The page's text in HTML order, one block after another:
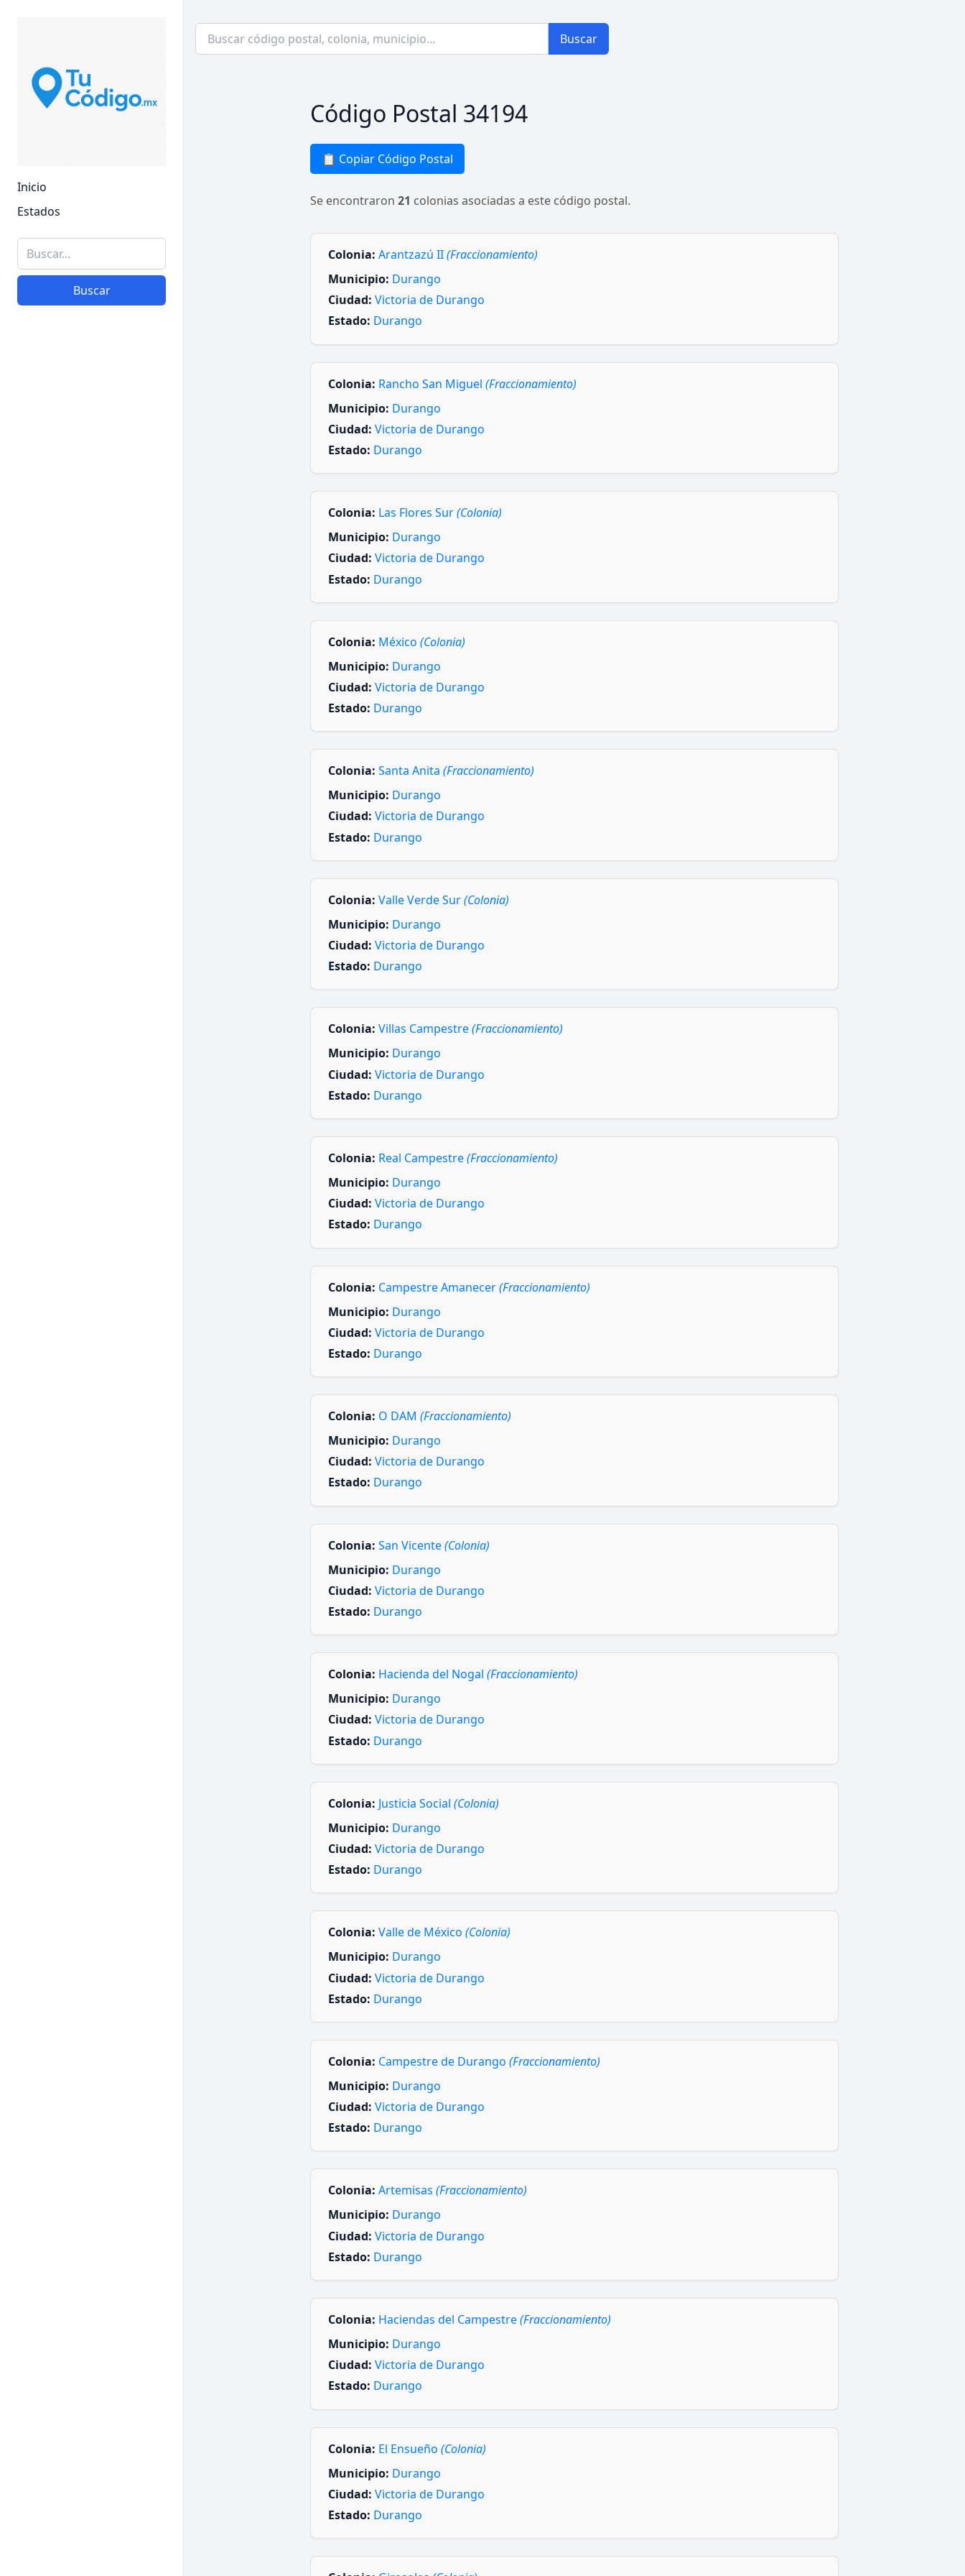
Inicio
Estados
Buscar
Buscar
Código Postal 34194
📋 Copiar Código Postal
Se encontraron 21 colonias asociadas a este código postal.
Colonia: Arantzazú II(Fraccionamiento)
Municipio: Durango
Ciudad: Victoria de Durango
Estado: Durango
Colonia: Rancho San Miguel (Fraccionamiento)
Municipio: Durango
Ciudad: Victoria de Durango
Estado: Durango
Colonia: Las Flores Sur(Colonia)
Municipio: Durango
Ciudad: Victoria de Durango
Estado: Durango
Colonia: México (Colonia)
Municipio: Durango
Ciudad: Victoria de Durango
Estado: Durango
Colonia: Santa Anita (Fraccionamiento)
Municipio: Durango
Ciudad: Victoria de Durango
Estado: Durango
Colonia: Valle Verde Sur(Colonia)
Municipio: Durango
Ciudad: Victoria de Durango
Estado: Durango
Colonia: Villas Campestre(Fraccionamiento)
Municipio: Durango
Ciudad: Victoria de Durango
Estado: Durango
Colonia: Real Campestre(Fraccionamiento)
Municipio: Durango
Ciudad: Victoria de Durango
Estado: Durango
Colonia: Campestre Amanecer(Fraccionamiento)
Municipio: Durango
Ciudad: Victoria de Durango
Estado: Durango
Colonia: O DAM (Fraccionamiento)
Municipio: Durango
Ciudad: Victoria de Durango
Estado: Durango
Colonia: San Vicente(Colonia)
Municipio: Durango
Ciudad: Victoria de Durango
Estado: Durango
Colonia: Hacienda del Nogal (Fraccionamiento)
Municipio: Durango
Ciudad: Victoria de Durango
Estado: Durango
Colonia: Justicia Social (Colonia)
Municipio: Durango
Ciudad: Victoria de Durango
Estado: Durango
Colonia: Valle de México (Colonia)
Municipio: Durango
Ciudad: Victoria de Durango
Estado: Durango
Colonia: Campestre de Durango (Fraccionamiento)
Municipio: Durango
Ciudad: Victoria de Durango
Estado: Durango
Colonia: Artemisas (Fraccionamiento)
Municipio: Durango
Ciudad: Victoria de Durango
Estado: Durango
Colonia: Haciendas del Campestre(Fraccionamiento)
Municipio: Durango
Ciudad: Victoria de Durango
Estado: Durango
Colonia: El Ensueño (Colonia)
Municipio: Durango
Ciudad: Victoria de Durango
Estado: Durango